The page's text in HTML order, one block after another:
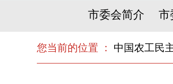
市委会简介 市
您当前的位置 ： 中国农工民